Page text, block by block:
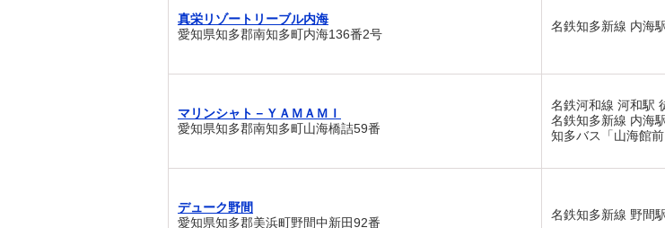
真栄リゾートリーブル内海
愛知県知多郡南知多町内海136番2号
名鉄知多新線 内海
マリンシャト－ＹＡＭＡＭＩ
愛知県知多郡南知多町山海橋詰59番
名鉄河和線 河和駅
名鉄知多新線 内海
知多バス「山海館
デューク野間
愛知県知多郡美浜町野間中新田92番
名鉄知多新線 野間